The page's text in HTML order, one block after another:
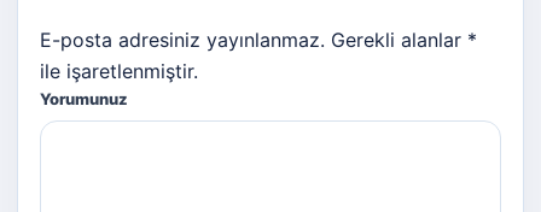
E-posta adresiniz yayınlanmaz. Gerekli alanlar *
ile işaretlenmiştir.
Yorumunuz